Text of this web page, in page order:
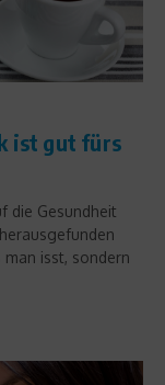
ist gut fürs
die Gesundheit
isst, sondern